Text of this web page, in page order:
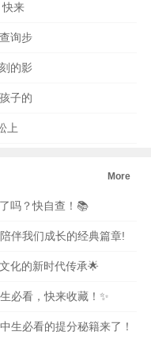
快来
询步
的影
子的
上
More
吗？快自查！📚
伴我们成长的经典篇章!
化的新时代传承🌟
必看，快来收藏！✨
生必看的提分秘籍来了！